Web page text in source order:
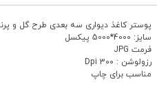
پوستر کاغذ دیواری سه بعدی طرح گل و
سایز: 4000*5000 پیکسل
فرمت JPG
رزولوشن : 300 Dpi
مناسب برای چاپ